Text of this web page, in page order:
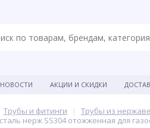
НОВОСТИ АКЦИИ И СКИДКИ
Трубы и фитинги
Трубы из
нерж SS304 отожженная для